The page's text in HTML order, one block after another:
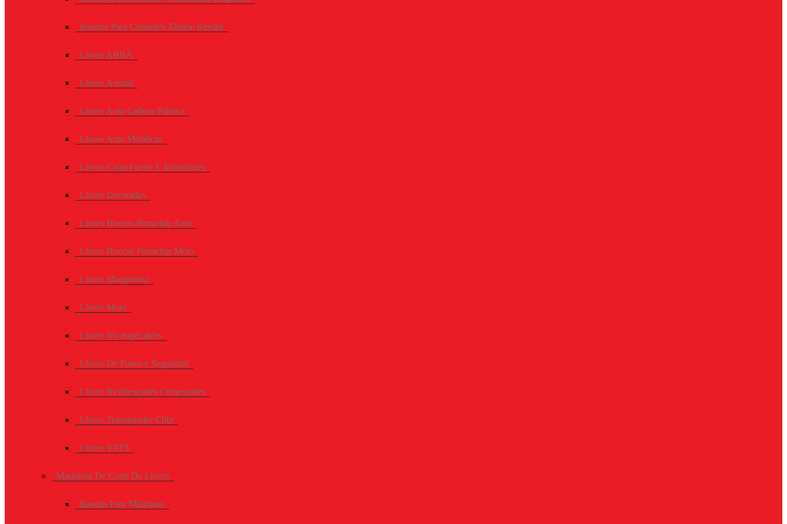
Insertos Para Controles Xhorse Keydiy
Llaves ABBA
Llaves Austral
Llaves Auto Cabeza Plástica
Llaves Auto Metálicas
Llaves Cajas Fuerte E Industriales
Llaves Decoradas
Llaves Huecas Portachip Auto
Llaves Huecas Portachip Moto
Llaves Maquinaria
Llaves Moto
Llaves No duplicables
Llaves De Punto y Seguridad
Llaves Residenciales Comerciales
Llaves Transponder Chip
Llaves VATS
Maquinas De Corte De Llaves
Bandas Para Máquinas